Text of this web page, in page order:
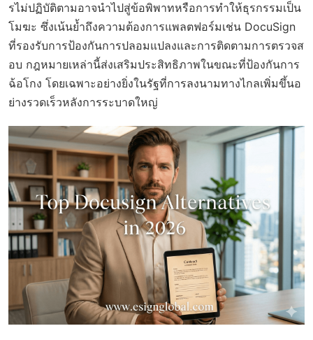
รไม่ปฏิบัติตามอาจนำไปสู่ข้อพิพาทหรือการทำให้ธุรกรรมเป็น
โมฆะ ซึ่งเน้นย้ำถึงความต้องการแพลตฟอร์มเช่น DocuSign
ที่รองรับการป้องกันการปลอมแปลงและการติดตามการตรวจส
อบ กฎหมายเหล่านี้ส่งเสริมประสิทธิภาพในขณะที่ป้องกันการ
ฉ้อโกง โดยเฉพาะอย่างยิ่งในรัฐที่การลงนามทางไกลเพิ่มขึ้นอ
ย่างรวดเร็วหลังการระบาดใหญ่